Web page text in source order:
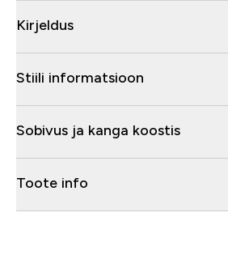
Kirjeldus
Stiili informatsioon
Sobivus ja kanga koostis
Toote info